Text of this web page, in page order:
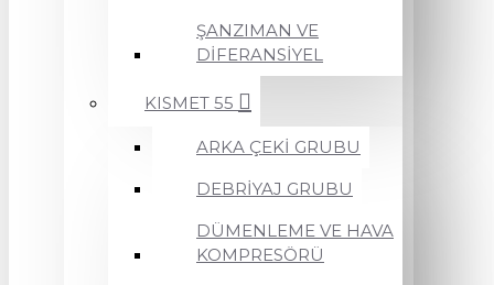
ŞANZIMAN VE
DİFERANSİYEL
KISMET 55
ARKA ÇEKİ GRUBU
DEBRİYAJ GRUBU
DÜMENLEME VE HAVA
KOMPRESÖRÜ